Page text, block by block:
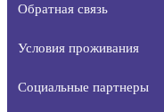
Обратная связь
Условия проживания
Социальные партнеры